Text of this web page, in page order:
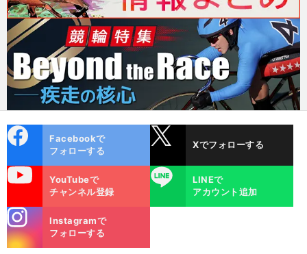
ok
Facebookで
フォローする
Xでフォローする
YouTubeで
チャンネル登録
LINE
LINEで
アカウント追加
m
Instagramで
フォローする